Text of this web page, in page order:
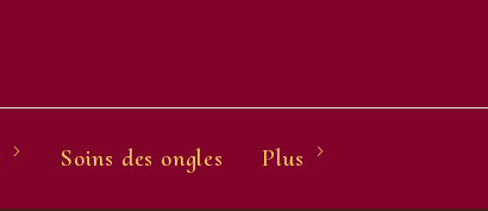
Soins des ongles Plus